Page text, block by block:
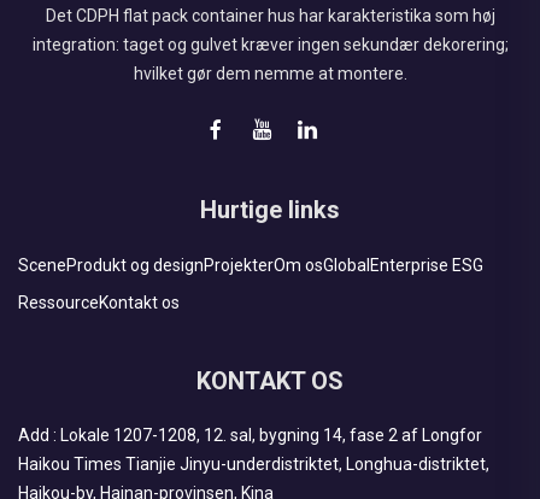
Det CDPH flat pack container hus har karakteristika som høj
integration: taget og gulvet kræver ingen sekundær dekorering;
hvilket gør dem nemme at montere.
Hurtige links
SceneProdukt og designProjekterOm osGlobal Enterprise ESG
RessourceKontakt os
KONTAKT OS
Add : Lokale 1207-1208, 12. sal, bygning 14, fase 2 af Longfor
Haikou Times Tianjie Jinyu-underdistriktet, Longhua-distriktet,
Haikou-by, Hainan-provinsen, Kina